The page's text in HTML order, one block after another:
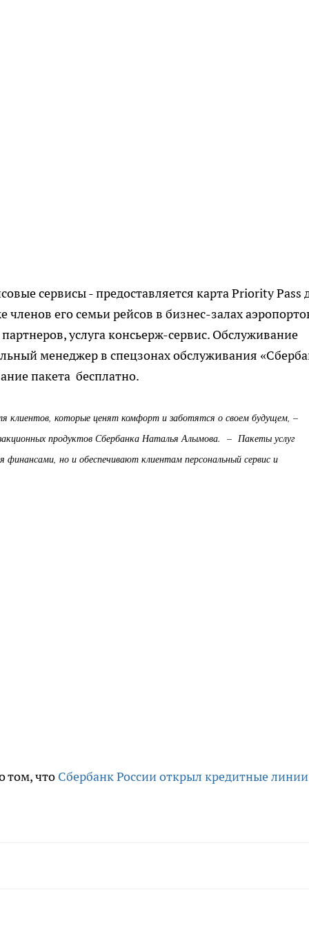
сервисы - предоставляется карта Priority Pass
его семьи рейсов в бизнес-залах
услуга консьерж-сервис. Обслуживание
менеджер в спецзонах обслуживания
пакета бесплатно.
клиентов, которые ценят комфорт и заботятся о своем будущем, –
продуктов Сбербанка Наталья Алымова. – Пакеты услуг
но и обеспечивают клиентам персональный сервис и
том, что Сбербанк России открыл кредитные